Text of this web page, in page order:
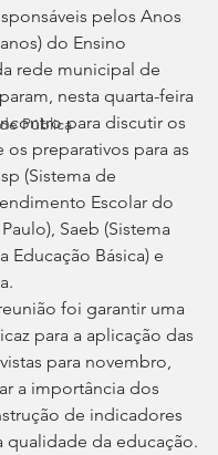
Pública
pelos Anos
do Ensino
rede municipal de
nesta quarta-feira
para discutir os
os preparativos para as
(Sistema de
Escolar do
Saeb (Sistema
Educação Básica) e
foi garantir uma
para a aplicação das
para novembro,
a importância dos
de indicadores
qualidade da educação.